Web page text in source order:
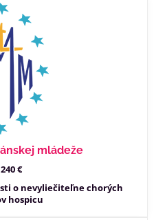
mládeže
240 €
o nevyliečiteľne chorých
hospicu